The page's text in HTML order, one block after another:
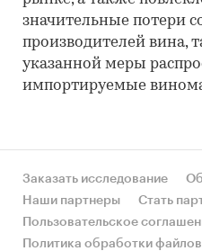
значительные потери
производителей вина,
указанной меры
импортируемые
Заказать исследование
Наши партнеры
Стать
Пользовательское
Политика обработки